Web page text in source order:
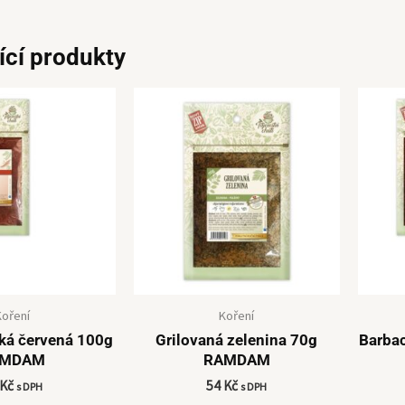
produkty
červená 100g
s DPH
Koření
Grilovaná zelenina 70g
RAMDAM
54 Kč s DPH